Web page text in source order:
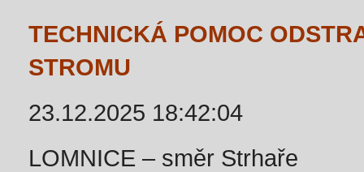
TECHNICKÁ POMOC
STROMU
23.12.2025 18:42:04
LOMNICE – směr Strhaře